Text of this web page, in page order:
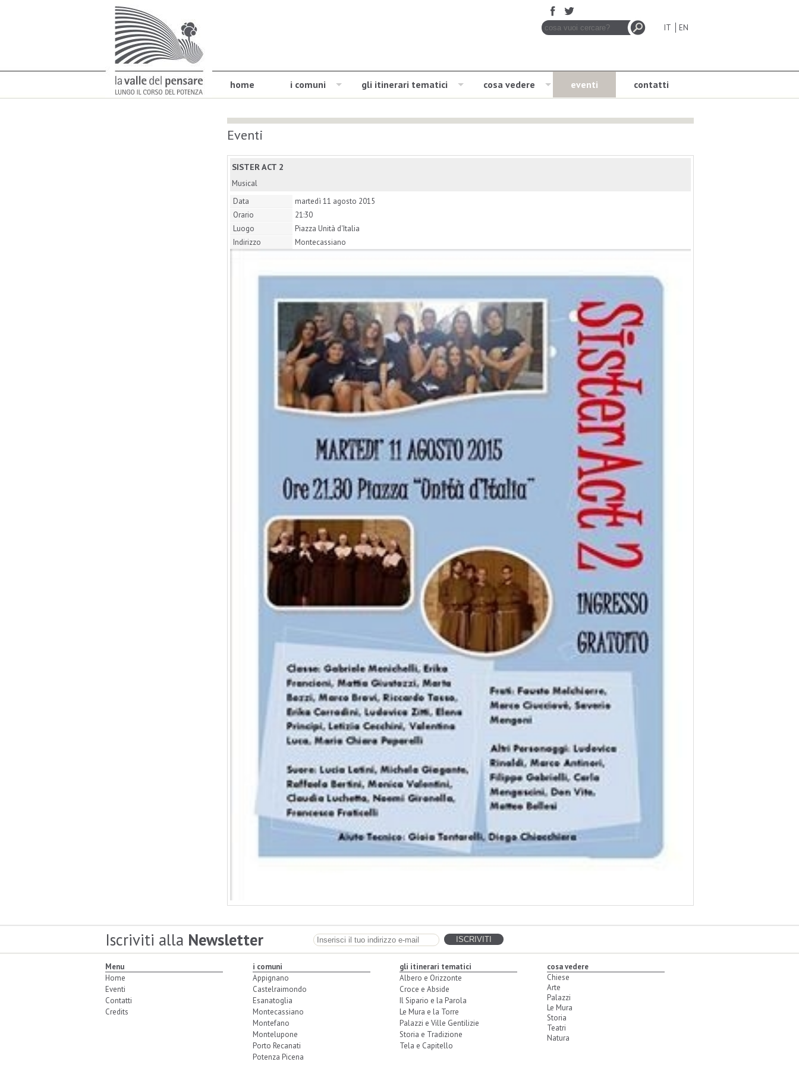
home i comuni gli itinerari tematici cosa vedere eventi contatti
IT EN
Eventi
SISTER ACT 2
Musical
Data
martedì 11 agosto 2015
Orario
21:30
Luogo
Piazza Unità d'Italia
Indirizzo
Montecassiano
Iscriviti alla Newsletter
Menu
Home
Eventi
Contatti
Credits
i comuni
Appignano
Castelraimondo
Esanatoglia
Montecassiano
Montefano
Montelupone
Porto Recanati
Potenza Picena
gli itinerari tematici
Albero e Orizzonte
Croce e Abside
Il Sipario e la Parola
Le Mura e la Torre
Palazzi e Ville Gentilizie
Storia e Tradizione
Tela e Capitello
cosa vedere
Chiese
Arte
Palazzi
Le Mura
Storia
Teatri
Natura